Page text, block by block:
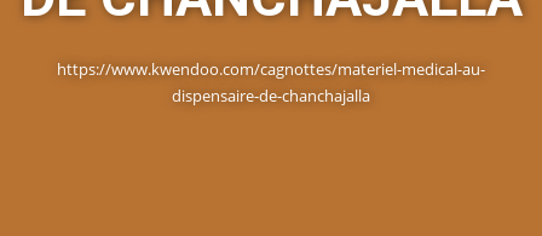
https://www.kwendoo.com/cagnottes/materiel-medical-au-
dispensaire-de-chanchajalla